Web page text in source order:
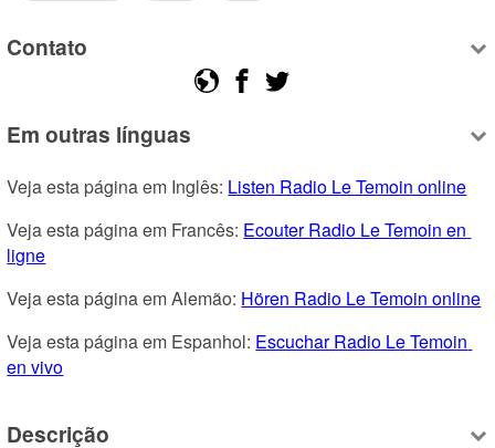
Contato
Em outras línguas
Veja esta página em Inglês: Listen Radio Le Temoin online
Veja esta página em Francês: Ecouter Radio Le Temoin en
ligne
Veja esta página em Alemão: Hören Radio Le Temoin online
Veja esta página em Espanhol: Escuchar Radio Le Temoin
en vivo
Descrição